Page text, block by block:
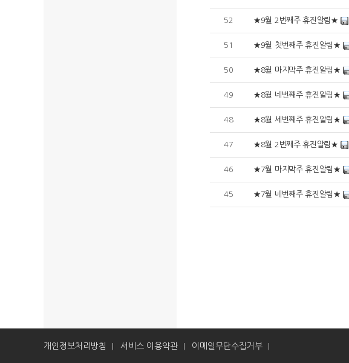
52 ★9월 2번째주 휴진알림★
51 ★9월 첫번째주 휴진알림★
50 ★8월 마지막주 휴진알림★
49 ★8월 네번째주 휴진알림★
48 ★8월 세번째주 휴진알림★
47 ★8월 2번째주 휴진알림★
46 ★7월 마지막주 휴진알림★
45 ★7월 네번째주 휴진알림★
개인정보처리방침 서비스 이용약관 이메일무단수집거부